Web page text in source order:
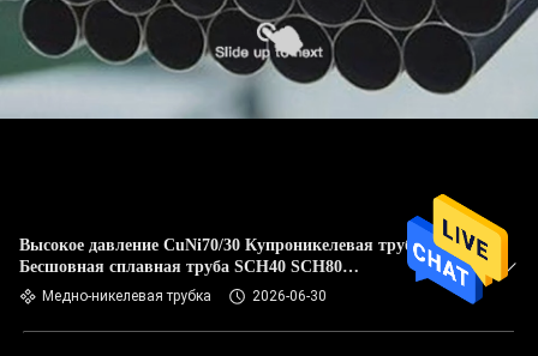
Высокое давление CuNi70/30 Купроникелевая труба
Бесшовная сплавная труба SCH40 SCH80
Противокоррозионная труба для промышленных труб
Медно-никелевая трубка 2026-06-30